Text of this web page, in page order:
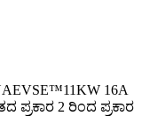
16A
ಪ್ರಕಾರ 2 ರಿಂದ ಪ್ರಕಾರ